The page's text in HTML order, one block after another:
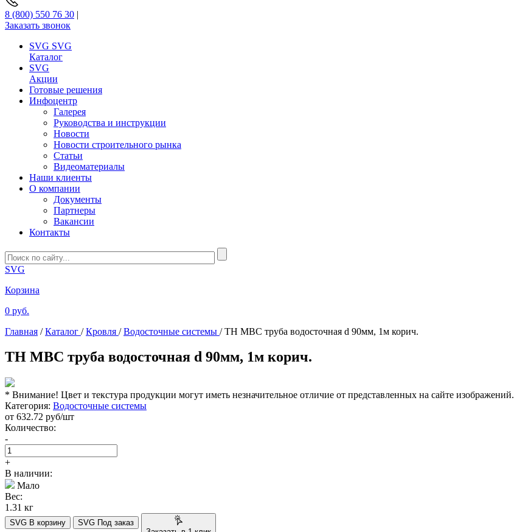
8 (800) 550 76 30 |
Заказать звонок
SVG SVG
Каталог
SVG
Акции
Готовые решения
Инфоцентр
Галерея
Руководства и инструкции
Новости
Новости строительного рынка
Статьи
Видеоматериалы
Наши клиенты
О компании
Документы
Партнеры
Вакансии
Контакты
SVG
Корзина
0 руб.
Главная / Каталог / Кровля / Водосточные системы / ТН МВС труба водосточная d 90мм, 1м корич.
ТН МВС труба водосточная d 90мм, 1м корич.
* Внимание! Цвет и текстура продукции могут иметь незначительное отличие от представленных на сайте изображений.
Категория: Водосточные системы
от 632.72 руб/шт
Количество:
-
+
В наличии:
Мало
Вес:
1.31 кг
SVG В корзину SVG Под заказ